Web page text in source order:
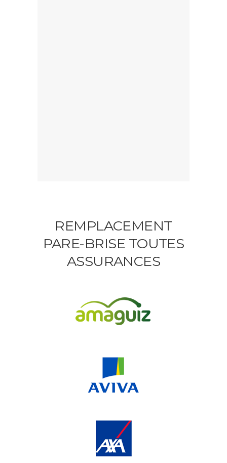
REMPLACEMENT
PARE-BRISE TOUTES
ASSURANCES